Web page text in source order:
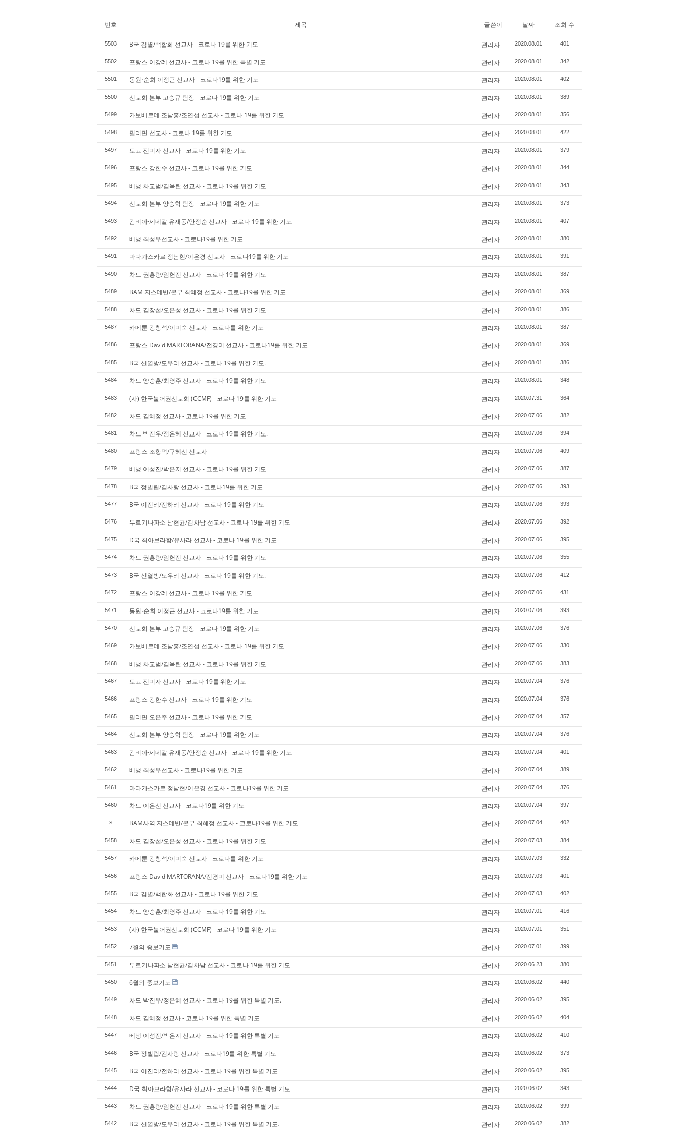
번호 제목 글쓴이 날짜 조회 수
5503 B국 김별/백합화 선교사 - 코로나 19를 위한 기도 관리자 2020.08.01 401
5502 프랑스 이강례 선교사 - 코로나 19를 위한 특별 기도 관리자 2020.08.01 342
5501 동원⋅순회 이정근 선교사 - 코로나19를 위한 기도 관리자 2020.08.01 402
5500 선교회 본부 고승규 팀장 - 코로나 19를 위한 기도 관리자 2020.08.01 389
5499 카보베르데 조남홍/조연섭 선교사 - 코로나 19를 위한 기도 관리자 2020.08.01 356
5498 필리핀 선교사 - 코로나 19를 위한 기도 관리자 2020.08.01 422
5497 토고 전미자 선교사 - 코로나 19를 위한 기도 관리자 2020.08.01 379
5496 프랑스 강한수 선교사 - 코로나 19를 위한 기도 관리자 2020.08.01 344
5495 베냉 차교범/김옥란 선교사 - 코로나 19를 위한 기도 관리자 2020.08.01 343
5494 선교회 본부 양승학 팀장 - 코로나 19를 위한 기도 관리자 2020.08.01 373
5493 감비아·세네갈 유재동/안정순 선교사 - 코로나 19를 위한 기도 관리자 2020.08.01 407
5492 베냉 최성우선교사 - 코로나19를 위한 기도 관리자 2020.08.01 380
5491 마다가스카르 정남현/이은경 선교사 - 코로나19를 위한 기도 관리자 2020.08.01 391
5490 차드 권홍량/임헌진 선교사 - 코로나 19를 위한 기도 관리자 2020.08.01 387
5489 BAM 지스데반/본부 최혜정 선교사 - 코로나19를 위한 기도 관리자 2020.08.01 369
5488 차드 김장섭/오은성 선교사 - 코로나 19를 위한 기도 관리자 2020.08.01 386
5487 카메룬 강창석/이미숙 선교사 - 코로나를 위한 기도 관리자 2020.08.01 387
5486 프랑스 David MARTORANA/전경미 선교사 - 코로나19를 위한 기도 관리자 2020.08.01 369
5485 B국 신열방/도우리 선교사 - 코로나 19를 위한 기도. 관리자 2020.08.01 386
5484 차드 양승훈/최영주 선교사 - 코로나 19를 위한 기도 관리자 2020.08.01 348
5483 (사) 한국불어권선교회 (CCMF) - 코로나 19를 위한 기도 관리자 2020.07.31 364
5482 차드 김혜정 선교사 - 코로나 19를 위한 기도 관리자 2020.07.06 382
5481 차드 박진우/정은혜 선교사 - 코로나 19를 위한 기도. 관리자 2020.07.06 394
5480 프랑스 조항덕/구혜선 선교사 관리자 2020.07.06 409
5479 베냉 이성진/박은지 선교사 - 코로나 19를 위한 기도 관리자 2020.07.06 387
5478 B국 정빌립/김사랑 선교사 - 코로나19를 위한 기도 관리자 2020.07.06 393
5477 B국 이진리/전하리 선교사 - 코로나 19를 위한 기도 관리자 2020.07.06 393
5476 부르키나파소 남현균/김차남 선교사 - 코로나 19를 위한 기도 관리자 2020.07.06 392
5475 D국 최아브라함/유사라 선교사 - 코로나 19를 위한 기도 관리자 2020.07.06 395
5474 차드 권홍량/임헌진 선교사 - 코로나 19를 위한 기도 관리자 2020.07.06 355
5473 B국 신열방/도우리 선교사 - 코로나 19를 위한 기도. 관리자 2020.07.06 412
5472 프랑스 이강례 선교사 - 코로나 19를 위한 기도 관리자 2020.07.06 431
5471 동원⋅순회 이정근 선교사 - 코로나19를 위한 기도 관리자 2020.07.06 393
5470 선교회 본부 고승규 팀장 - 코로나 19를 위한 기도 관리자 2020.07.06 376
5469 카보베르데 조남홍/조연섭 선교사 - 코로나 19를 위한 기도 관리자 2020.07.06 330
5468 베냉 차교범/김옥란 선교사 - 코로나 19를 위한 기도 관리자 2020.07.06 383
5467 토고 전미자 선교사 - 코로나 19를 위한 기도 관리자 2020.07.04 376
5466 프랑스 강한수 선교사 - 코로나 19를 위한 기도 관리자 2020.07.04 376
5465 필리핀 오은주 선교사 - 코로나 19를 위한 기도 관리자 2020.07.04 357
5464 선교회 본부 양승학 팀장 - 코로나 19를 위한 기도 관리자 2020.07.04 376
5463 감비아·세네갈 유재동/안정순 선교사 - 코로나 19를 위한 기도 관리자 2020.07.04 401
5462 베냉 최성우선교사 - 코로나19를 위한 기도 관리자 2020.07.04 389
5461 마다가스카르 정남현/이은경 선교사 - 코로나19를 위한 기도 관리자 2020.07.04 376
5460 차드 이은선 선교사 - 코로나19를 위한 기도 관리자 2020.07.04 397
» BAM사역 지스데반/본부 최혜정 선교사 - 코로나19를 위한 기도 관리자 2020.07.04 402
5458 차드 김장섭/오은성 선교사 - 코로나 19를 위한 기도 관리자 2020.07.03 384
5457 카메룬 강창석/이미숙 선교사 - 코로나를 위한 기도 관리자 2020.07.03 332
5456 프랑스 David MARTORANA/전경미 선교사 - 코로나19를 위한 기도 관리자 2020.07.03 401
5455 B국 김별/백합화 선교사 - 코로나 19를 위한 기도 관리자 2020.07.03 402
5454 차드 양승훈/최영주 선교사 - 코로나 19를 위한 기도 관리자 2020.07.01 416
5453 (사) 한국불어권선교회 (CCMF) - 코로나 19를 위한 기도 관리자 2020.07.01 351
5452 7월의 중보기도 관리자 2020.07.01 399
5451 부르키나파소 남현균/김차남 선교사 - 코로나 19를 위한 기도 관리자 2020.06.23 380
5450 6월의 중보기도 관리자 2020.06.02 440
5449 차드 박진우/정은혜 선교사 - 코로나 19를 위한 특별 기도. 관리자 2020.06.02 395
5448 차드 김혜정 선교사 - 코로나 19를 위한 특별 기도 관리자 2020.06.02 404
5447 베냉 이성진/박은지 선교사 - 코로나 19를 위한 특별 기도 관리자 2020.06.02 410
5446 B국 정빌립/김사랑 선교사 - 코로나19를 위한 특별 기도 관리자 2020.06.02 373
5445 B국 이진리/전하리 선교사 - 코로나 19를 위한 특별 기도 관리자 2020.06.02 395
5444 D국 최아브라함/유사라 선교사 - 코로나 19를 위한 특별 기도 관리자 2020.06.02 343
5443 차드 권홍량/임헌진 선교사 - 코로나 19를 위한 특별 기도 관리자 2020.06.02 399
5442 B국 신열방/도우리 선교사 - 코로나 19를 위한 특별 기도. 관리자 2020.06.02 382